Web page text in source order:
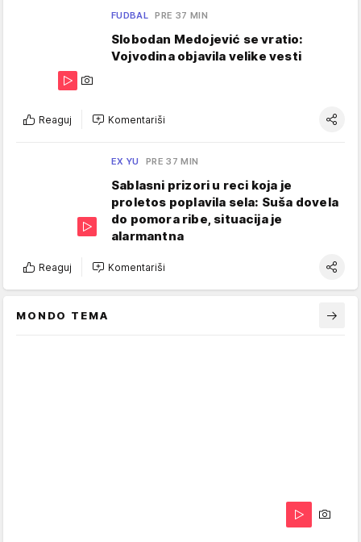
FUDBAL PRE 37 MIN
Slobodan Medojević se vratio:
Vojvodina objavila velike vesti
Reaguj Komentariši
EX YU PRE 37 MIN
Sablasni prizori u reci koja je
proletos poplavila sela: Suša dovela
do pomora ribe, situacija je
alarmantna
Reaguj Komentariši
MONDO TEMA